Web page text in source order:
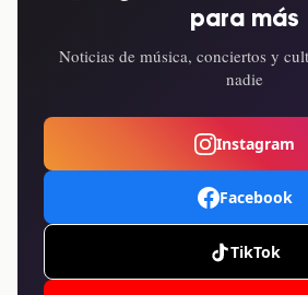
para más
Noticias de música, conciertos y
nadie
Instagram
Facebook
TikTok